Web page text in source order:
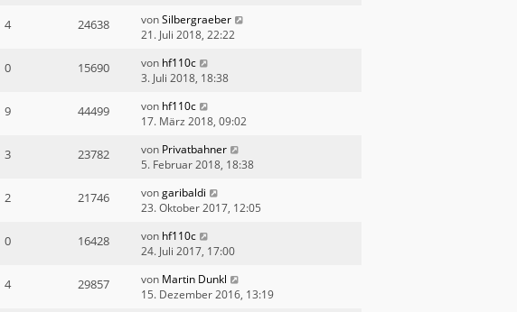
4 24638 vonSilbergraeber
21. Juli 2018, 22:22
0 15690 von hf110c
3. Juli 2018, 18:38
9 44499 von hf110c
17. März 2018, 09:02
3 23782 von Privatbahner
5. Februar 2018, 18:38
2 21746 vongaribaldi
23. Oktober 2017, 12:05
0 16428 von hf110c
24. Juli 2017, 17:00
4 29857 von Martin Dunkl
15. Dezember 2016, 13:19